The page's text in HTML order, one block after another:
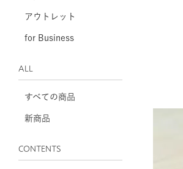
アウトレット
for Business
ALL
すべての商品
新商品
CONTENTS